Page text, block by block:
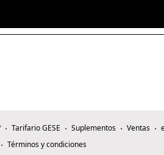
Tarifario GESE Suplementos Ventas
Términos y condiciones